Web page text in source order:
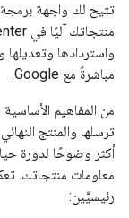
تتيح لك واجهة برمجة
واستردادها
مباشرةً مع Google.
أكثر وضوحًا لدورة
معلومات منتجاتك.
رئيسيَّين: